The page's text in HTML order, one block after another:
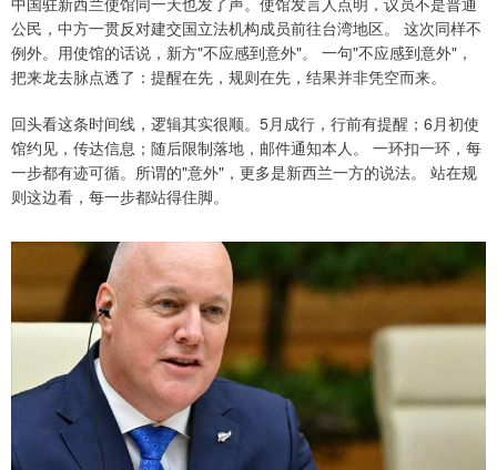
公民，中方一贯反对建交国立法机构成员前往台湾地区。 这次同样不
例外。用使馆的话说，新方"不应感到意外"。 一句"不应感到意外"，
把来龙去脉点透了：提醒在先，规则在先，结果并非凭空而来。
回头看这条时间线，逻辑其实很顺。5月成行，行前有提醒；6月初使
馆约见，传达信息；随后限制落地，邮件通知本人。 一环扣一环，每
一步都有迹可循。所谓的"意外"，更多是新西兰一方的说法。 站在规
则这边看，每一步都站得住脚。